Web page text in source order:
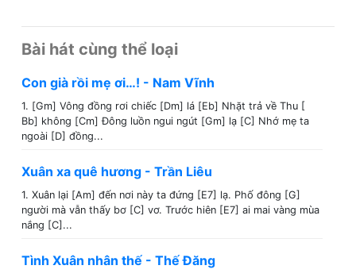
Bài hát cùng thể loại
Con già rồi mẹ ơi…! - Nam Vĩnh
1. [Gm] Vông đồng rơi chiếc [Dm] lá [Eb] Nhặt trả về Thu [
Bb] không [Cm] Đông luồn ngui ngút [Gm] lạ [C] Nhớ mẹ ta
ngoài [D] đồng...
Xuân xa quê hương - Trần Liêu
1. Xuân lại [Am] đến nơi này ta đứng [E7] lạ. Phố đông [G]
người mà vẫn thấy bơ [C] vơ. Trước hiên [E7] ai mai vàng mùa
nắng [C]...
Tình Xuân nhân thế - Thế Đăng